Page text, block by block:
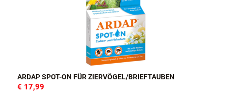
ARDAP SPOT-ON FÜR ZIERVÖGEL/BRIEFTAUBEN
€ 17,99